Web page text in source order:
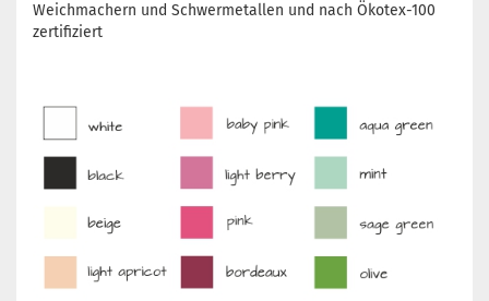
Weichmachern und Schwermetallen und nach Ökotex-100
zertifiziert